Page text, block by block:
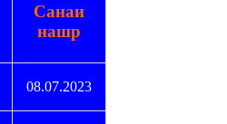
Санаи
нашр
08.07.2023